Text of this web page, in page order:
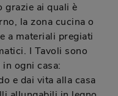
grazie ai quali è
la zona cucina o
a materiali pregiati
I Tavoli sono
ogni casa:
e dai vita alla casa